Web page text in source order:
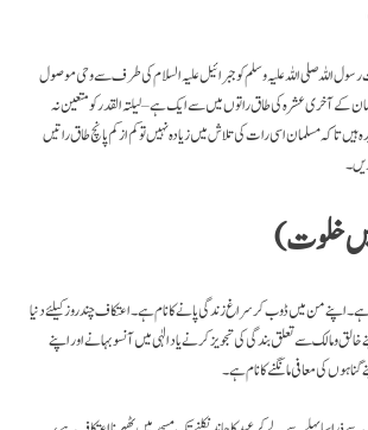
اللہ صلی اللہ علیہ وسلم کو جبرائیل علیہ السلام کی طرف سے وحی موصول
کے آخری عشرہ کی طاق راتوں میں سے ایک ہے – لیلتہ القدر کو متعین نہ
ہیں تاکہ مسلمان اسی رات کی تلاش میں زیادہ نہیں تو کم ازکم پانچ طاق راتیں
خلوت)
اپنے من میں ڈوب کر سراغ زندگی پانے کا نام ہے۔ اعتکاف چندروز کیلئے دنیا
و مالک سے تعلق بندگی کی تجویز کرنے یا د الٰہی میں آنسو بہانے اور اپنے
کی معافی مانگنے کا نام ہے۔